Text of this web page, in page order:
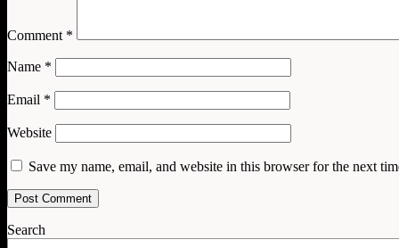
Comment *
Name *
Email *
Website
Save my name, email, and website in this browser for the next
Search